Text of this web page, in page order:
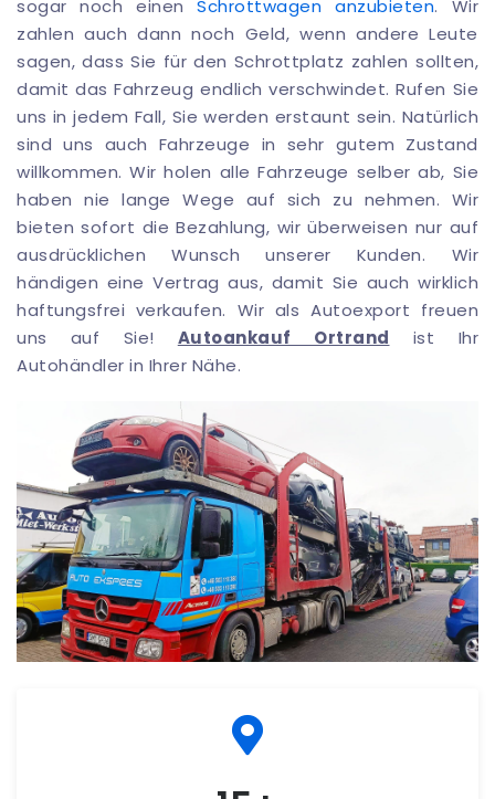
sogar noch einenSchrottwagen anzubieten. Wir
zahlen auch dann noch Geld, wenn andere Leute
sagen, dass Sie für den Schrottplatz zahlen sollten,
damit das Fahrzeug endlich verschwindet. Rufen Sie
uns in jedem Fall, Sie werden erstaunt sein. Natürlich
sind uns auch Fahrzeuge in sehr gutem Zustand
willkommen. Wir holen alle Fahrzeuge selber ab, Sie
haben nie lange Wege auf sich zu nehmen. Wir
bieten sofort die Bezahlung, wir überweisen nur auf
ausdrücklichen Wunsch unserer Kunden. Wir
händigen eine Vertrag aus, damit Sie auch wirklich
haftungsfrei verkaufen. Wir als Autoexport freuen
uns auf Sie! Autoankauf Ortrand ist Ihr
Autohändler in Ihrer Nähe.